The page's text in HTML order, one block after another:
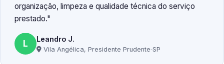
organização, limpeza e qualidade técnica do serviço
prestado.
L Leandro J.
Vila Angélica, Presidente Prudente‑SP